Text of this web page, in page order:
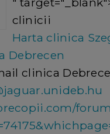
clinicii
Harta clinica
Debrecen
clinica